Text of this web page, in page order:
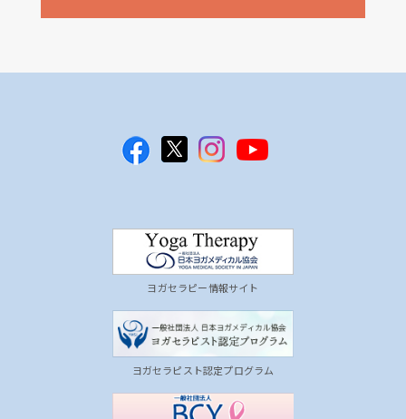
ヨガセラピー情報サイト
ヨガセラピスト認定プログラム